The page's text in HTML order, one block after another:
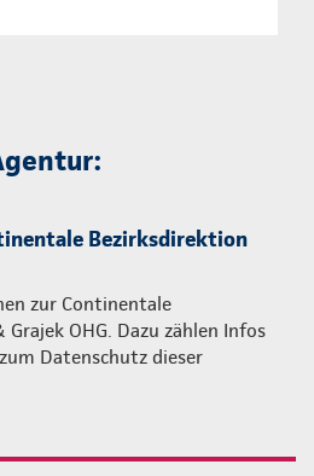
Bezirksdirektion
zur Continentale
OHG. Dazu zählen Infos
Datenschutz dieser